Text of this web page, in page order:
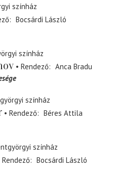
színház
Bocsárdi László
színház
Rendező
Anca Bradu
színház
Rendező
Béres Attila
színház
Rendező
Bocsárdi László